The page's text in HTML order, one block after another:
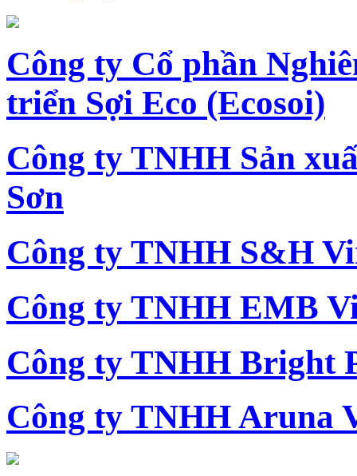
Công ty Cổ phần
triển Sợi Eco (Ecosoi)
Công ty TNHH Sản
Sơn
Công ty TNHH S&H
Công ty TNHH EMB
Công ty TNHH Bright
Công ty TNHH Aruna